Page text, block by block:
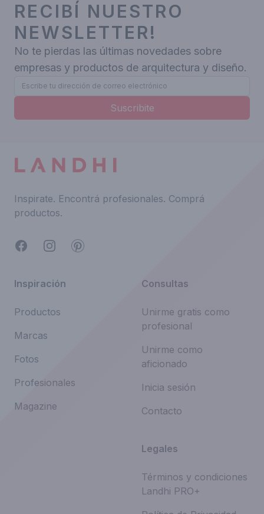
RECIBÍ NUESTRO
NEWSLETTER!
No te pierdas las últimas novedades sobre
empresas y productos de arquitectura y diseño.
Suscribite
Inspirate. Encontrá profesionales. Comprá
productos.
FacebookInstagramPinterest
Inspiración
Productos
Marcas
Fotos
Profesionales
Magazine
Consultas
Unirme gratis como
profesional
Unirme como
aficionado
Inicia sesión
Contacto
Legales
Términos y condiciones
Landhi PRO+